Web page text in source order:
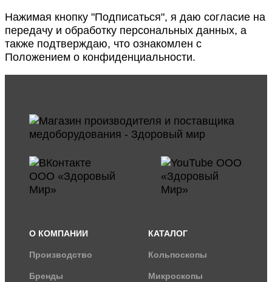
Нажимая кнопку "Подписаться", я даю согласие на
передачу и обработку персональных данных, а
также подтверждаю, что ознакомлен с
Положением о конфиденциальности.
О КОМПАНИИ
Производство
Бренды
КАТАЛОГ
Кольпоскопы
Микроскопы